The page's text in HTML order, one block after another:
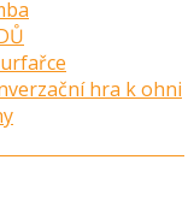
hra k ohni